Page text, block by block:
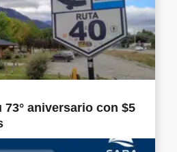
aniversario con $5